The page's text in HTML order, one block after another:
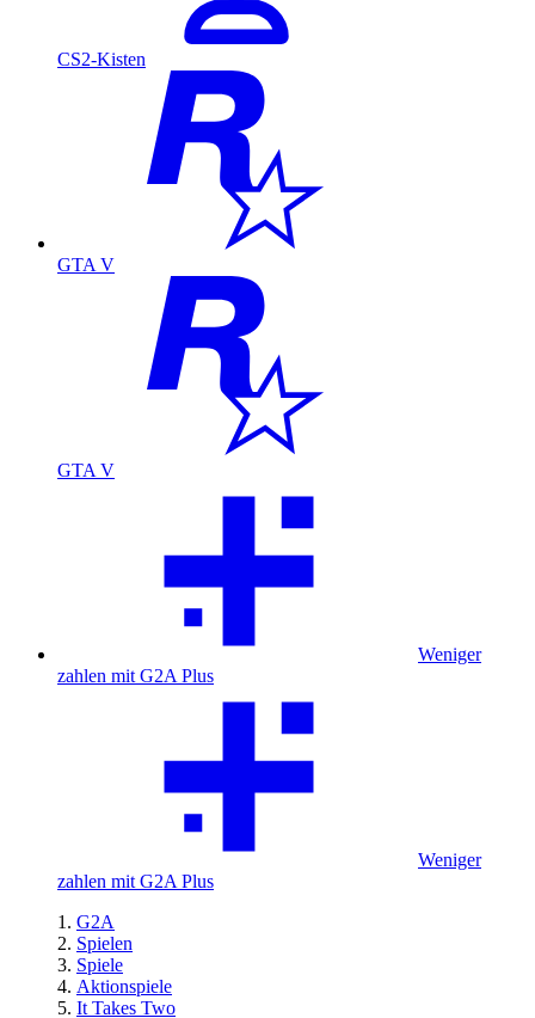
CS2-Kisten
GTA V
GTA V
Weniger
zahlen mit G2A Plus
Weniger
zahlen mit G2A Plus
G2A
Spielen
Spiele
Aktionspiele
It Takes Two